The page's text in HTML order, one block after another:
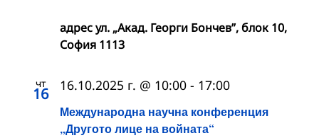
адрес ул. „Акад. Георги Бончев”, блок 10,
София 1113
чт
16
Международна научна конференция
„Другото лице на войната“
16.10.2025 г. @ 10:00 - 17:00